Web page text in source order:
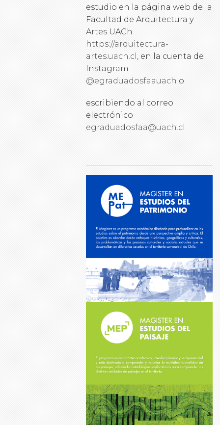
estudio en la página web de la
Facultad de Arquitectura y
Artes UACh
https://arquitectura-
artes.uach.cl , en la cuenta de
Instagram
@egraduadosfaauach o
escribiendo al correo
electrónico
egraduadosfaa@uach.cl